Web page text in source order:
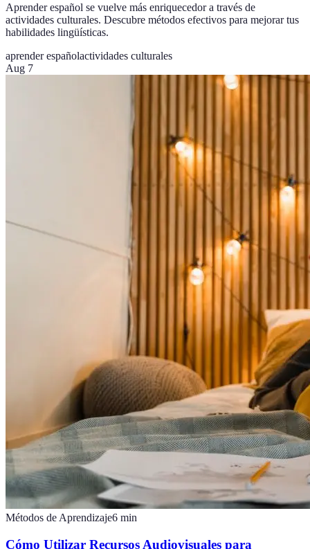
Aprender español se vuelve más enriquecedor a través de
actividades culturales. Descubre métodos efectivos para mejorar tus
habilidades lingüísticas.
aprender españolactividades culturales
Aug 7
Métodos de Aprendizaje6 min
Cómo Utilizar Recursos Audiovisuales para